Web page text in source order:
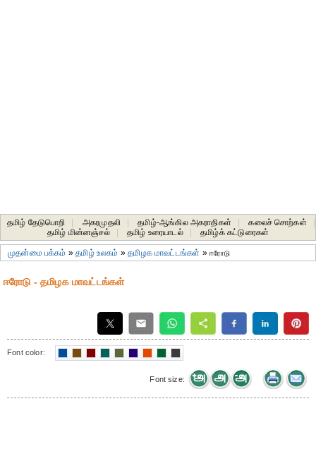
தமிழ் தேடுபொறி அகரமுதலி தமிழ்-ஆங்கில அகராதிகள் கலைச் சொற்கள்
தமிழ் மின்னஞ்சல்
தமிழ் உரையாடல் தமிழ்க் கட்டுரைகள்
முதன்மை பக்கம் »தமிழ் உலகம் »தமிழக மாவட்டங்கள் » ஈரோடு
ஈரோடு - தமிழக மாவட்டங்கள்
Font color:
Font size: